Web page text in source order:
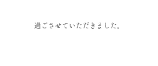
過ごさせていただきました。